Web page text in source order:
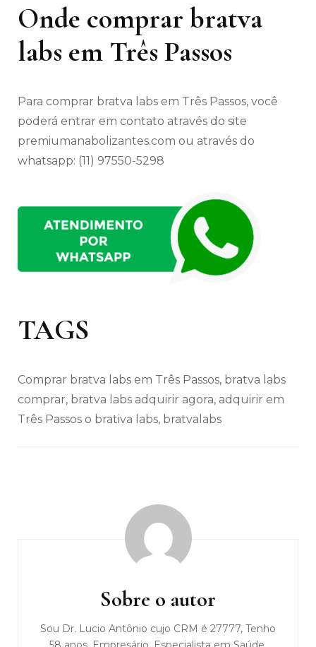
Onde comprar bratva
labs em Três Passos
Para comprar bratva labs em Três Passos, você
poderá entrar em contato através do site
premiumanabolizantes.com ou através do
whatsapp: (11) 97550-5298
TAGS
Comprar bratva labs em Três Passos, bratva labs
comprar, bratva labs adquirir agora, adquirir em
Três Passos o brativa labs, bratvalabs
Sobre o autor
Sou Dr. Lucio Antônio cujo CRM é 27777, Tenho